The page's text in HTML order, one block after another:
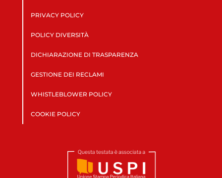
PRIVACY POLICY
POLICY DIVERSITÀ
DICHIARAZIONE DI TRASPARENZA
GESTIONE DEI RECLAMI
WHISTLEBLOWER POLICY
COOKIE POLICY